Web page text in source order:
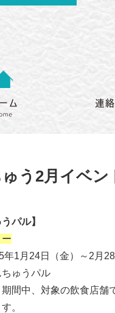
う2月イベン
パル】
年1月24日（金）～2月28
ゅうパル
間中、対象の飲食店舗
。